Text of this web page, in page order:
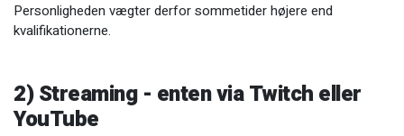
Personligheden vægter derfor sommetider højere end
kvalifikationerne.
2) Streaming - enten via Twitch eller
YouTube